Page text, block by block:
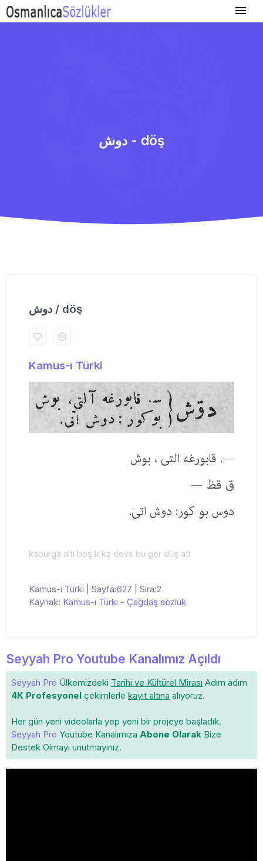
دوش - döş
دوش / döş
Kamus-ı Türki
—. قابورغه التی ، بوش
ق قظ —
دوس بو كور: دوش اتی.
kaburga altı boş k kz devs bu gör düş atı
Kamus-ı Türki | Sayfa:627 | Sıra:2
Kaynak: Kamus-ı Türki - Çağdaş sözlük
Seyyah Pro Youtube Kanalımız Açıldı
Seyyah Pro Ülkemizdeki Tarihi ve Kültürel Mirası Adım adım
4K Profesyonel çekimlerle kayıt altına alıyoruz.
Her gün yeni videolarla yep yeni bir projeye başladık.
Seyyah Pro Youtube Kanalımıza Abone Olarak Bize
Destek Olmayı unutmayınız.